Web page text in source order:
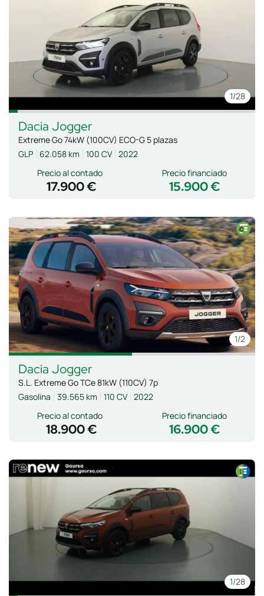
1/28
Dacia Jogger
Extreme Go 74kW (100CV) ECO-G 5 plazas
GLP
62.058 km 100 CV 2022
Precio al contado
17.900 € 15.900 €
Precio financiado
1/2
Dacia Jogger
S.L. Extreme Go TCe 81kW (110CV) 7p
Gasolina
39.565 km 110 CV 2022
Precio al contado
18.900 € 16.900 €
Precio financiado
1/28